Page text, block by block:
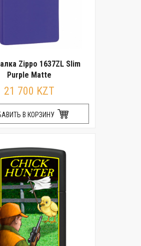
Zippo 1637ZL Slim
Purple Matte
21 700 KZT
В КОРЗИНУ